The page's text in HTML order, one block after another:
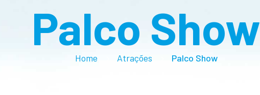
Palco Show
Home Atrações Palco Show